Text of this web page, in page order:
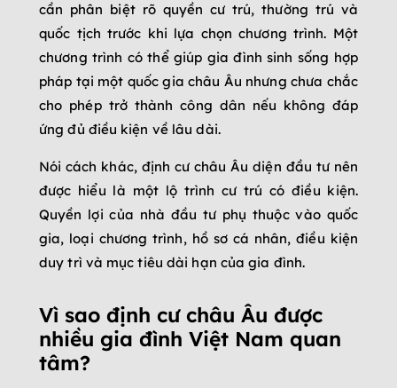
cần phân biệt rõ quyền cư trú, thường trú và
quốc tịch trước khi lựa chọn chương trình. Một
chương trình có thể giúp gia đình sinh sống hợp
pháp tại một quốc gia châu Âu nhưng chưa chắc
cho phép trở thành công dân nếu không đáp
ứng đủ điều kiện về lâu dài.
Nói cách khác, định cư châu Âu diện đầu tư nên
được hiểu là một lộ trình cư trú có điều kiện.
Quyền lợi của nhà đầu tư phụ thuộc vào quốc
gia, loại chương trình, hồ sơ cá nhân, điều kiện
duy trì và mục tiêu dài hạn của gia đình.
Vì sao định cư châu Âu được
nhiều gia đình Việt Nam quan
tâm?